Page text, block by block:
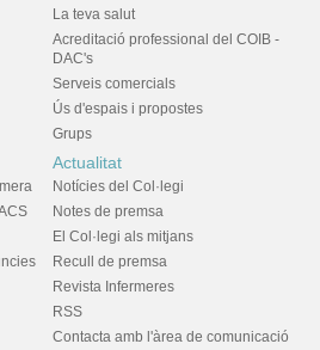
La teva salut
Acreditació professional del COIB -
DAC's
Serveis comercials
Ús d'espais i propostes
Grups
Actualitat
Notícies del Col·legi
Notes de premsa
El Col·legi als mitjans
Recull de premsa
Revista Infermeres
RSS
Contacta amb l'àrea de comunicació